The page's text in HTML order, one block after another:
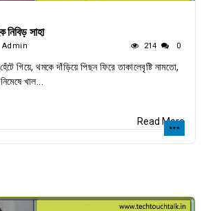
নিবিড় সাহা
Admin 214 0
গিয়ে, থমকে দাঁড়িয়ে পিছন ফিরে তাকালেবৃষ্টি নামতো,
খাল...
Read More